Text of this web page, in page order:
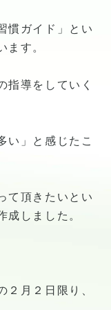
慣ガイド」とい
ます。
指導をしていく
い」と感じたこ
て頂きたいとい
成しました。
２月２日限り、